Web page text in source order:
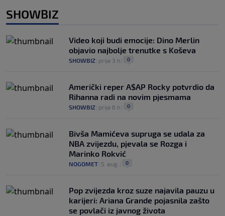
SHOWBIZ
Video koji budi emocije: Dino Merlin
objavio najbolje trenutke s Koševa
SHOWBIZ prije 3 h 0
Američki reper A$AP Rocky potvrdio da
Rihanna radi na novim pjesmama
SHOWBIZ prije 6 h 0
Bivša Mamićeva supruga se udala za
NBA zvijezdu, pjevala se Rozga i
Marinko Rokvić
NOGOMET 5. aug. 0
Pop zvijezda kroz suze najavila pauzu u
karijeri: Ariana Grande pojasnila zašto
se povlači iz javnog života